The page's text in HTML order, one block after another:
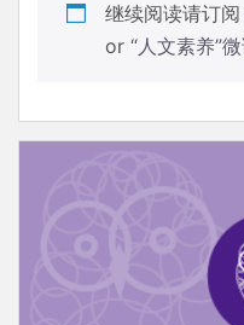
继续阅读请订阅
or “人文素养”